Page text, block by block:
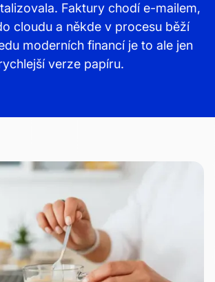
Faktury chodí e-mailem,
cloudu a někde v procesu běží
moderních financí je to ale jen
verze papíru.